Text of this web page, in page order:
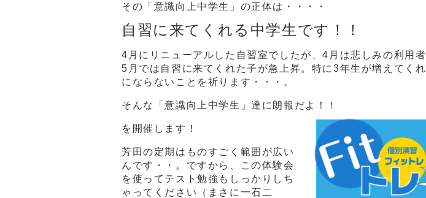
その「意識向上中学生」の正体は・・・・
自習に来てくれる中学生です！！
4月にリニューアルした自習室でしたが、4月は悲しみの利用
5月では自習に来てくれた子が急上昇。特に3年生が増えてく
にならないことを祈ります・・・。
そんな「意識向上中学生」達に朗報だよ！！
を開催します！
芳田の定期はものすごく範囲が広い
んです・・。ですから、この体験会
を使ってテスト勉強もしっかりしち
ゃってください（まさに一石二